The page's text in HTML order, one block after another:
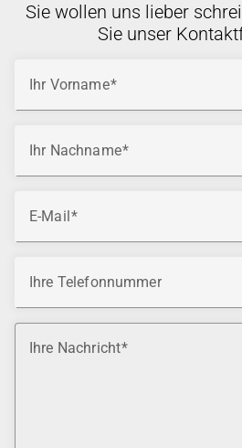
Sie wollen uns lieber
Sie unser
Ihr Vorname
Ihr Nachname
E-Mail
Ihre Telefonnummer
Ihre Nachricht